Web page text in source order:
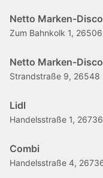
Netto Marken-
Zum Bahnkolk 1,
Netto Marken-
Strandstraße 9, 26548
Lidl
Handelsstraße 1,
Combi
Handelsstraße 4,